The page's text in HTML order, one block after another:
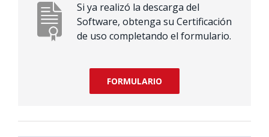
Si ya realizó la descarga del
Software, obtenga su Certificación
de uso completando el formulario.
FORMULARIO